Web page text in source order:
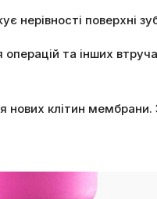
нерівності поверхні
операцій та інших
нових клітин